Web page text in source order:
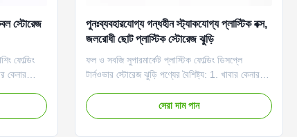
স্টোরেজ
ফোল্ডিং
কেনার
হ্যান্ডেল সহ
বহনযোগ্য
পুনঃব্যবহারযোগ্য গন্ধহীন স্ট্যাকযোগ্য প্লাস্টিক বক্স,
জলরোধী ছোট প্লাস্টিক স্টোরেজ ঝুড়ি
ফল ও সবজি সুপারমার্কেট প্লাস্টিক ফোল্ডিং ডিসপ্লে
টার্নওভার স্টোরেজ ঝুড়ি পণ্যের বৈশিষ্ট্য: 1. খাবার কেনার
গৃহস্থালির সামগ্রীও সংরক্ষণ করতে পারেন। 2. হ্যান্ডেল সহ
প্লাস্টিক স্টোরেজ ঝুড়ি, বহন করা সহজ। 3. এই বহনযোগ্য
সেরা দাম পান